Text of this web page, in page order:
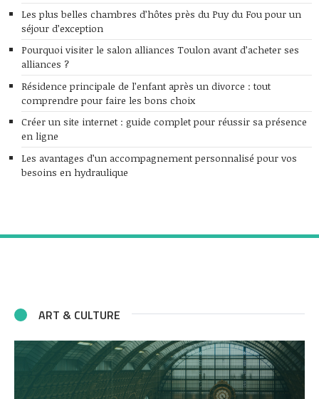
Les plus belles chambres d’hôtes près du Puy du Fou pour un
séjour d’exception
Pourquoi visiter le salon alliances Toulon avant d’acheter ses
alliances ?
Résidence principale de l’enfant après un divorce : tout
comprendre pour faire les bons choix
Créer un site internet : guide complet pour réussir sa présence
en ligne
Les avantages d’un accompagnement personnalisé pour vos
besoins en hydraulique
ART & CULTURE